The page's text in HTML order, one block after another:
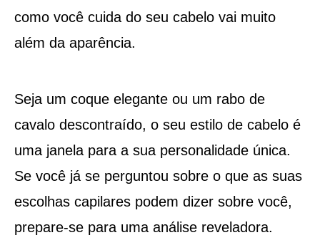
como você cuida do seu cabelo vai muito
além da aparência.
Seja um coque elegante ou um rabo de
cavalo descontraído, o seu estilo de cabelo é
uma janela para a sua personalidade única.
Se você já se perguntou sobre o que as suas
escolhas capilares podem dizer sobre você,
prepare-se para uma análise reveladora.